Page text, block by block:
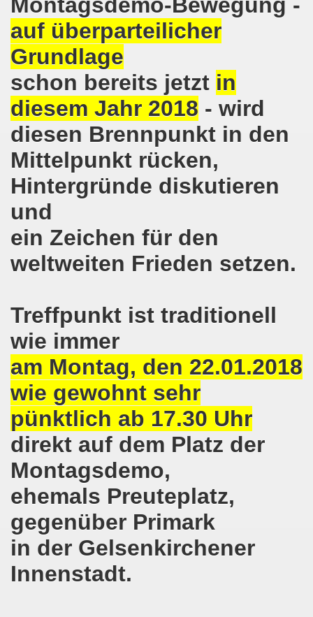
auf überparteilicher
Grundlage
schon bereits jetzt in
diesem Jahr 2018 - wird
diesen Brennpunkt in den
Mittelpunkt rücken,
Hintergründe diskutieren
und
ein Zeichen für den
weltweiten Frieden setzen.
Treffpunkt ist traditionell
wie immer
am Montag, den 22.01.2018
wie gewohnt sehr
pünktlich ab 17.30 Uhr
direkt auf dem Platz der
Montagsdemo,
ehemals Preuteplatz,
gegenüber Primark
in der Gelsenkirchener
Innenstadt.
Bewegung am 23.11.2020 zum heißen Eisen Corona
Bewegung am 02.11.2020 - auf der Straße gegen das
am 10.10.2020 in Düsseldorf
Montagsdemo-Bewegung am 02. November 2020
auf die Bevölkerung! Beschäftigte und Arbeitslose
ruft auf: Kommt mit am 10.10.2020 gemeinsam
Brennpunkte am 14.09.2020: Wahlauswertung - Lage
Bewegung am 14.09.2020 mit breiter Themenpalette
ich (Thomas Kistermann) zur Kommunalwahl für das
16 Jahre Gelsenkirchener Montagsdemo-
Bewegung - Jubiläum am 10.08.2020
im Kampf um Arbeitsplätze und auch im Kampf
Bewegung reiht sich ein am 08.06.2020 in weltweite
und die einzigartige Show-Einlage von dir aus dem
Bewegung am 08.06.2020 im Zeichen der Solidarität
am 25.05.2020: Jetzt erst RECHT die
am 25.05.2020 - Corona-Gerecht und